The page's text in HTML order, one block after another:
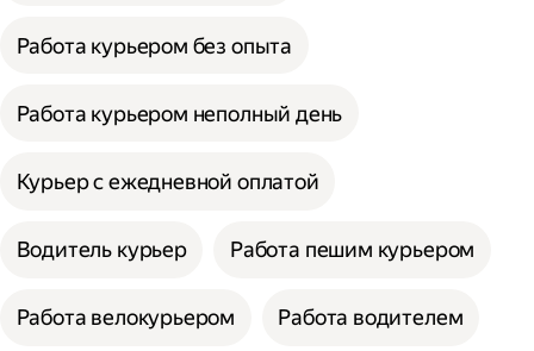
Работа курьером без опыта
Работа курьером неполный день
Курьер с ежедневной оплатой
Водитель курьер Работа пешим курьером
Работа велокурьером Работа водителем